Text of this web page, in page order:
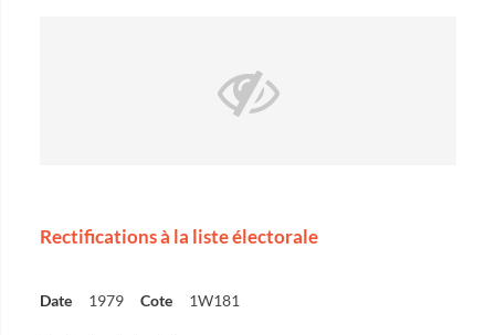
Rectifications à la liste électorale
Date 1979 Cote 1W181